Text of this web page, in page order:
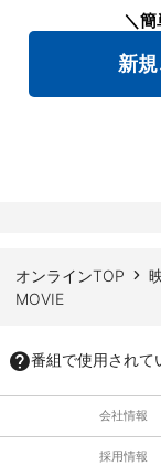
＼
新
オンラインTOP
MOVIE
番組で使用されて
会社情報
採用情報